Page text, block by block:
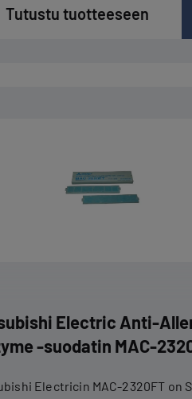
Tutustu tuotteeseen
Electric Anti-
-suodatin MAC-
Electricin MAC-2320FT on